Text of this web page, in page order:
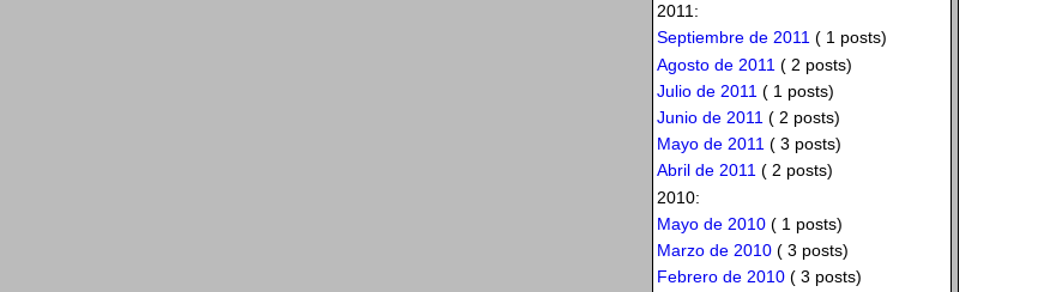
2011:
Septiembre de 2011( 1 posts)
Agosto de 2011 ( 2 posts)
Julio de 2011 ( 1 posts)
Junio de 2011 ( 2 posts)
Mayo de 2011 ( 3 posts)
Abril de 2011( 2 posts)
2010:
Mayo de 2010( 1 posts)
Marzo de 2010( 3 posts)
Febrero de 2010( 3 posts)